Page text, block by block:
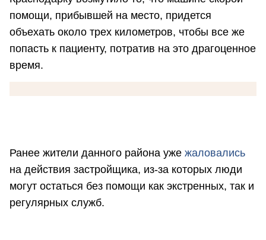
помощи, прибывшей на место, придется
объехать около трех километров, чтобы все же
попасть к пациенту, потратив на это драгоценное
время.
Ранее жители данного района уже жаловались
на действия застройщика, из-за которых люди
могут остаться без помощи как экстренных, так и
регулярных служб.